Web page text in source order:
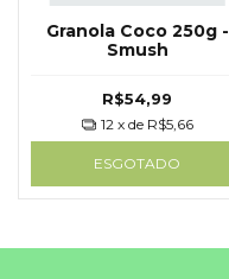
Granola Coco 250g -
Smush
R$54,99
12 x de R$5,66
ESGOTADO